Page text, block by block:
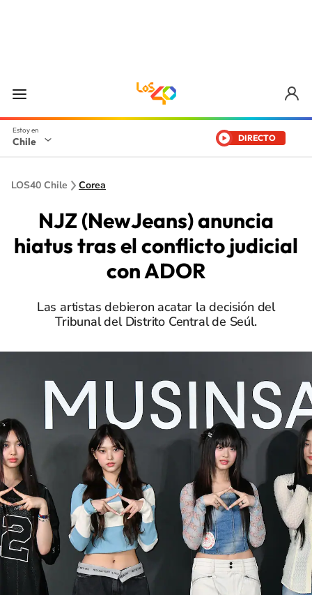
Chile DIRECTO
LOS40 Chile Corea
NJZ (NewJeans) anuncia
hiatus tras el conflicto judicial
con ADOR
Las artistas debieron acatar la decisión del
Tribunal del Distrito Central de Seúl.